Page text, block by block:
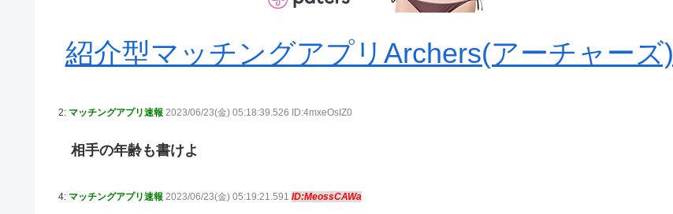
紹介型マッチングアプリArchers(アーチャーズ)
2: マッチングアプリ速報 2023/06/23(金) 05:18:39.526 ID:4mxeOsIZ0
相手の年齢も書けよ
4: マッチングアプリ速報 2023/06/23(金) 05:19:21.591 ID:MeossCAWa